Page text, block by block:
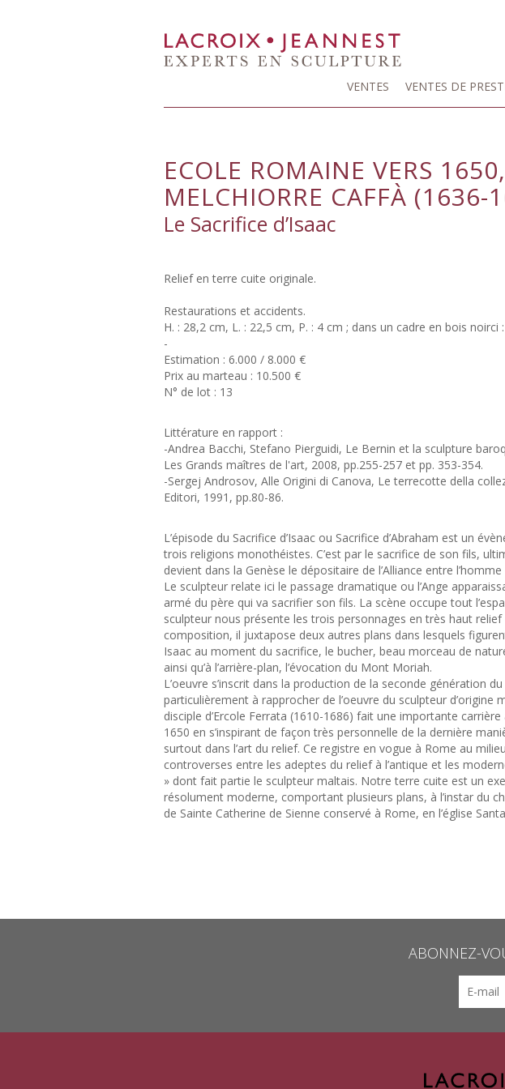
VENTES VENTES DE
ECOLE ROMAINE VERS
MELCHIORRE CAFFÀ (1636-
Le Sacrifice d’Isaac
Relief en terre cuite originale.
Restaurations et accidents.
H. : 28,2 cm, L. : 22,5 cm, P. : 4 cm ; dans un cadre en bois noirci
-
Estimation : 6.000 / 8.000 €
Prix au marteau : 10.500 €
N° de lot : 13
Littérature en rapport :
-Andrea Bacchi, Stefano Pierguidi, Le Bernin et la sculpture
Les Grands maîtres de l'art, 2008, pp.255-257 et pp. 353-354.
-Sergej Androsov, Alle Origini di Canova, Le terrecotte della
Editori, 1991, pp.80-86.
L’épisode du Sacrifice d’Isaac ou Sacrifice d’Abraham est un
trois religions monothéistes. C’est par le sacrifice de son fils,
devient dans la Genèse le dépositaire de l’Alliance entre
Le sculpteur relate ici le passage dramatique ou l’Ange
armé du père qui va sacrifier son fils. La scène occupe tout
sculpteur nous présente les trois personnages en très haut
composition, il juxtapose deux autres plans dans lesquels
Isaac au moment du sacrifice, le bucher, beau morceau de
ainsi qu’à l’arrière-plan, l’évocation du Mont Moriah.
L’oeuvre s’inscrit dans la production de la seconde génération
particulièrement à rapprocher de l’oeuvre du sculpteur d’origine
disciple d’Ercole Ferrata (1610-1686) fait une importante
1650 en s’inspirant de façon très personnelle de la dernière
surtout dans l’art du relief. Ce registre en vogue à Rome au
controverses entre les adeptes du relief à l’antique et les
» dont fait partie le sculpteur maltais. Notre terre cuite est un
résolument moderne, comportant plusieurs plans, à l’instar du
de Sainte Catherine de Sienne conservé à Rome, en l’église
ABONNEZ-